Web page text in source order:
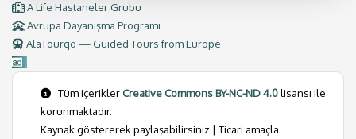
A Life Hastaneler Grubu
Avrupa Dayanışma Programı
AlaTourqo — Guided Tours from Europe
Tüm içeriklerCreative Commons BY-NC-ND 4.0lisansı ile
korunmaktadır.
Kaynak göstererek paylaşabilirsiniz | Ticari amaçla